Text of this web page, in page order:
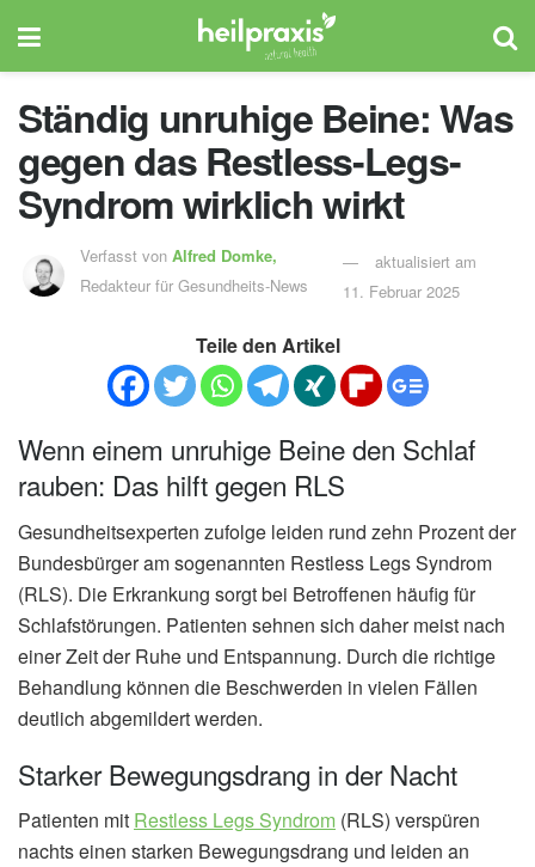
Ständig unruhige Beine: Was
gegen das Restless-Legs-
Syndrom wirklich wirkt
Verfasst von Alfred Domke,
Redakteur für Gesundheits-News
aktualisiert am
11. Februar 2025
Teile den Artikel
Wenn einem unruhige Beine den Schlaf
rauben: Das hilft gegen RLS
Gesundheitsexperten zufolge leiden rund zehn Prozent der
Bundesbürger am sogenannten Restless Legs Syndrom
(RLS). Die Erkrankung sorgt bei Betroffenen häufig für
Schlafstörungen. Patienten sehnen sich daher meist nach
einer Zeit der Ruhe und Entspannung. Durch die richtige
Behandlung können die Beschwerden in vielen Fällen
deutlich abgemildert werden.
Starker Bewegungsdrang in der Nacht
Patienten mit Restless Legs Syndrom (RLS) verspüren
nachts einen starken Bewegungsdrang und leiden an